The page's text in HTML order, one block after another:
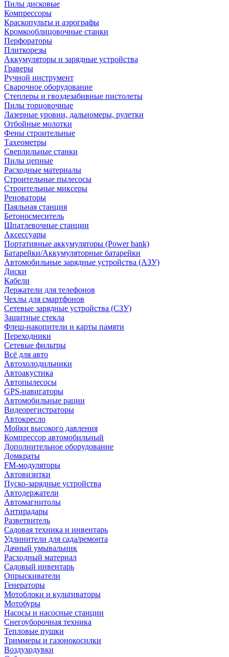
Пилы дисковые
Компрессоры
Краскопульты и аэрографы
Кромкооблицовочные станки
Перфораторы
Плиткорезы
Аккумуляторы и зарядные устройства
Граверы
Ручной инструмент
Сварочное оборудование
Степлеры и гвоздезабивные пистолеты
Пилы торцовочные
Лазерные уровни, дальномеры, рулетки
Отбойные молотки
Фены строительные
Тахеометры
Сверлильные станки
Пилы цепные
Расходные материалы
Строительные пылесосы
Строительные миксеры
Реноваторы
Паяльная станция
Бетоносмеситель
Шпатлевочные станции
Аксессуары
Портативные аккумуляторы (Power bank)
Батарейки/Аккумуляторные батарейки
Автомобильные зарядные устройства (АЗУ)
Диски
Кабели
Держатели для телефонов
Чехлы для смартфонов
Сетевые зарядные устройства (СЗУ)
Защитные стекла
Флеш-накопители и карты памяти
Переходники
Сетевые фильтры
Всё для авто
Автохолодильники
Автоакустика
Автопылесосы
GPS-навигаторы
Автомобильные рации
Видеорегистраторы
Автокресло
Мойки высокого давления
Компрессор автомобильный
Дополнительное оборудование
Домкраты
FM-модуляторы
Автовизитки
Пуско-зарядные устройства
Автодержатели
Автомагнитолы
Антирадары
Разветвитель
Садовая техника и инвентарь
Удлинители для сада/ремонта
Дачный умывальник
Расходный материал
Садовый инвентарь
Опрыскиватели
Генераторы
Мотоблоки и культиваторы
Мотобуры
Насосы и насосные станции
Снегоуборочная техника
Тепловые пушки
Триммеры и газонокосилки
Воздуходувки